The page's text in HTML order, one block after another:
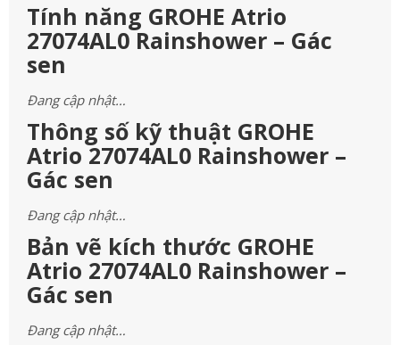
Tính năng GROHE Atrio
27074AL0 Rainshower – Gác
sen
Đang cập nhật…
Thông số kỹ thuật GROHE
Atrio 27074AL0 Rainshower –
Gác sen
Đang cập nhật…
Bản vẽ kích thước GROHE
Atrio 27074AL0 Rainshower –
Gác sen
Đang cập nhật…